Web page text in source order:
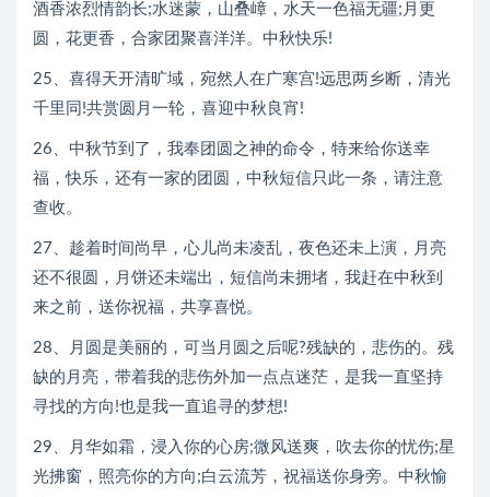
酒香浓烈情韵长;水迷蒙，山叠嶂，水天一色福无疆;月更
圆，花更香，合家团聚喜洋洋。中秋快乐!
25、喜得天开清旷域，宛然人在广寒宫!远思两乡断，清光
千里同!共赏圆月一轮，喜迎中秋良宵!
26、中秋节到了，我奉团圆之神的命令，特来给你送幸
福，快乐，还有一家的团圆，中秋短信只此一条，请注意
查收。
27、趁着时间尚早，心儿尚未凌乱，夜色还未上演，月亮
还不很圆，月饼还未端出，短信尚未拥堵，我赶在中秋到
来之前，送你祝福，共享喜悦。
28、月圆是美丽的，可当月圆之后呢?残缺的，悲伤的。残
缺的月亮，带着我的悲伤外加一点点迷茫，是我一直坚持
寻找的方向!也是我一直追寻的梦想!
29、月华如霜，浸入你的心房;微风送爽，吹去你的忧伤;星
光拂窗，照亮你的方向;白云流芳，祝福送你身旁。中秋愉